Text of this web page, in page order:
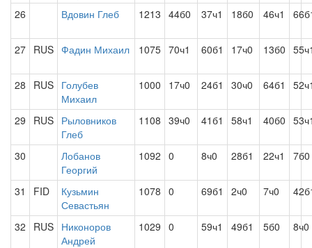
26 Вдовин Глеб 1213 44б0 37ч1 18б0 46ч1
27 RUS Фадин Михаил 1075 70ч1 60б1 17ч0 13б0
28 RUS Голубев
Михаил
1000 17ч0 24б1 30ч0 64б1
29 RUS Рыловников
Глеб
1108 39ч0 41б1 58ч1 40б0
30
Лобанов
Георгий
1092 0 8ч0 28б1 22ч1 7б0
31 FID
Кузьмин
Севастьян
1078 0 69б1 2ч0 7ч0
32 RUS Никоноров
Андрей
1029 0 59ч1 49б1 5б0 8ч0